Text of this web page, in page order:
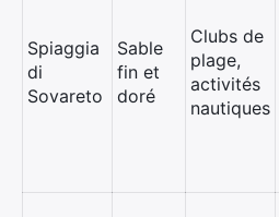
Spiaggia
di
Sovareto
Sable
fin et
doré
Clubs de
plage,
activités
nautiques